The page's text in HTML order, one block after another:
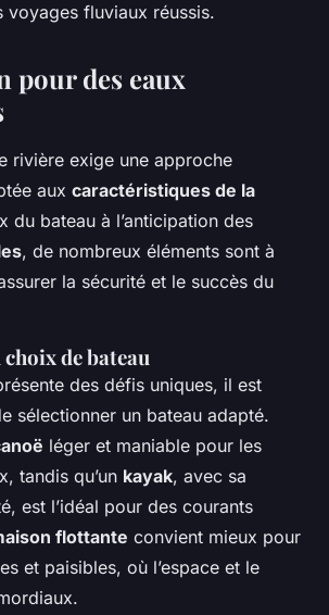
voyages fluviaux réussis.
pour des eaux
rivière exige une approche
aux caractéristiques de la
du bateau à l’anticipation des
, de nombreux éléments sont à
la sécurité et le succès du
de bateau
des défis uniques, il est
sélectionner un bateau adapté.
léger et maniable pour les
tandis qu’un kayak, avec sa
est l’idéal pour des courants
flottante convient mieux pour
et paisibles, où l’espace et le